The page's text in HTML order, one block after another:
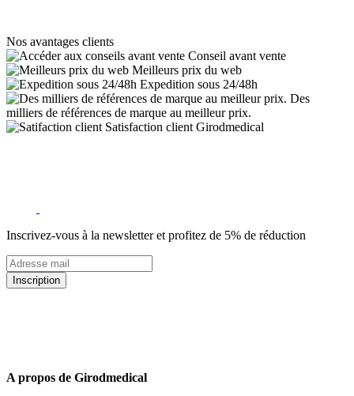
Nos avantages clients
Conseil avant vente
Meilleurs prix du web
Expedition sous 24/48h
Des
milliers de références de marque au meilleur prix.
Satisfaction client Girodmedical
Inscrivez-vous à la newsletter et profitez de 5% de réduction
Inscription
A propos de Girodmedical